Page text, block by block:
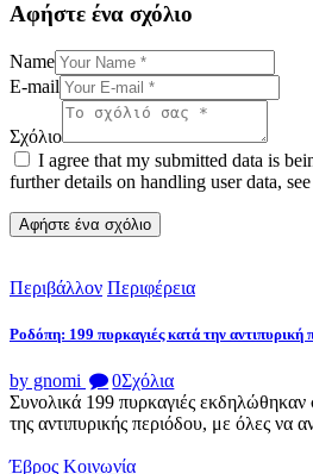
Αφήστε ένα σχόλιο
Name
E-mail
Σχόλιο
I agree that my submitted data is
further details on handling user data,
Περιβάλλον Περιφέρεια
Ροδόπη: 199 πυρκαγιές κατά την αντιπυρική
by gnomi 0Σχόλια
Συνολικά 199 πυρκαγιές
της αντιπυρικής περιόδου, με όλες να
Έβρος Κοινωνία